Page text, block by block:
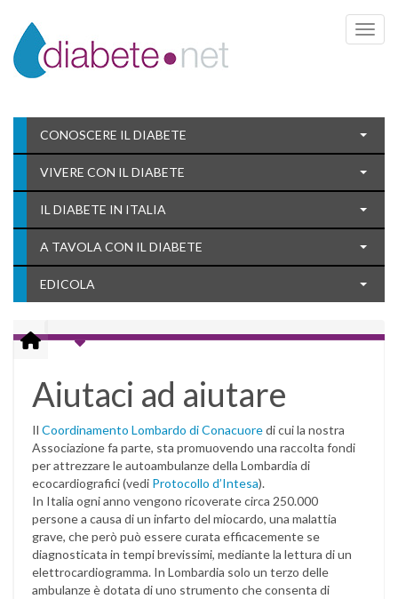
Toggle
CONOSCERE IL DIABETE
VIVERE CON IL DIABETE
IL DIABETE IN ITALIA
A TAVOLA CON IL DIABETE
EDICOLA
Aiutaci ad aiutare
Il Coordinamento Lombardo di Conacuoredi cui la nostra
Associazione fa parte, sta promuovendo una raccolta fondi
per attrezzare le autoambulanze della Lombardia di
ecocardiografici (vedi Protocollo d’Intesa).
In Italia ogni anno vengono ricoverate circa 250.000
persone a causa di un infarto del miocardo, una malattia
grave, che però può essere curata efficacemente se
diagnosticata in tempi brevissimi, mediante la lettura di un
elettrocardiogramma. In Lombardia solo un terzo delle
ambulanze è dotata di uno strumento che consenta di